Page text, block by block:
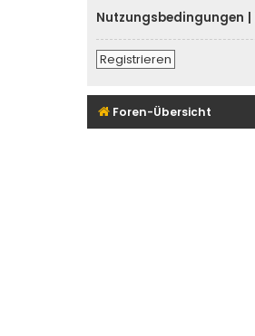
Nutzungsbedingungen
Registrieren
Foren-Übersicht